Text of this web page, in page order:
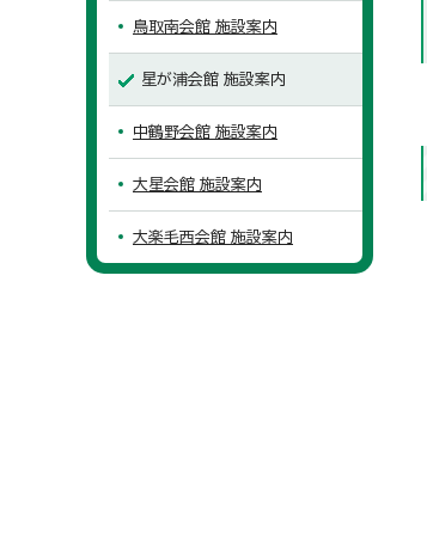
鳥取南会館 施設案内
星が浦会館 施設案内
中鶴野会館 施設案内
大星会館 施設案内
大楽毛西会館 施設案内